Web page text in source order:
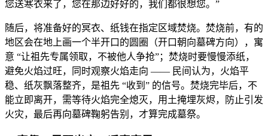
您送寒衣来了，您在那边好好的，我们都很想您。”
随后，将准备好的冥衣、纸钱在指定区域焚烧。焚烧前，有的
地区会在地上画一个半开口的圆圈（开口朝向墓碑方向），寓
意 “让祖先专属领取，不被他人争抢”；焚烧时要慢慢添纸，
避免火焰过旺，同时观察火焰走向 —— 民间认为，火焰平
稳、纸灰飘落整齐，是祖先 “收到” 的信号。焚烧完毕后，不
能立即离开，需等待火焰完全熄灭，用土掩埋灰烬，防止引发
火灾，最后再向墓碑鞠躬告别，才算完成墓祭。